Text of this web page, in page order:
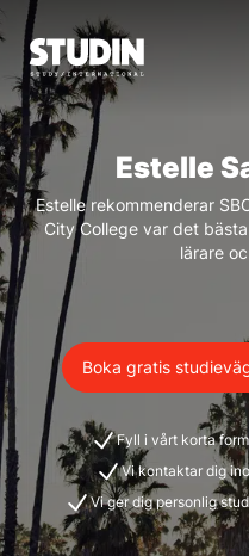
Estelle
Estelle rekommenderar
City College var det
lärare
Boka gratis
Fyll i vårt korta
Vi kontaktar dig
Vi ger dig personlig